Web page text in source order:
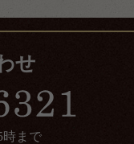
せ
時まで